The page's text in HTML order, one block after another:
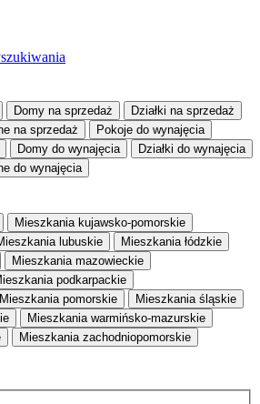
Domy na sprzedaż Działki na sprzedaż
na sprzedaż Pokoje do wynajęcia
Domy do wynajęcia Działki do wynajęcia
do wynajęcia
Mieszkania kujawsko-pomorskie
lubuskie
Mieszkania łódzkie
Mieszkania mazowieckie
podkarpackie
Mieszkania pomorskie
Mieszkania śląskie
Mieszkania warmińsko-mazurskie
Mieszkania zachodniopomorskie